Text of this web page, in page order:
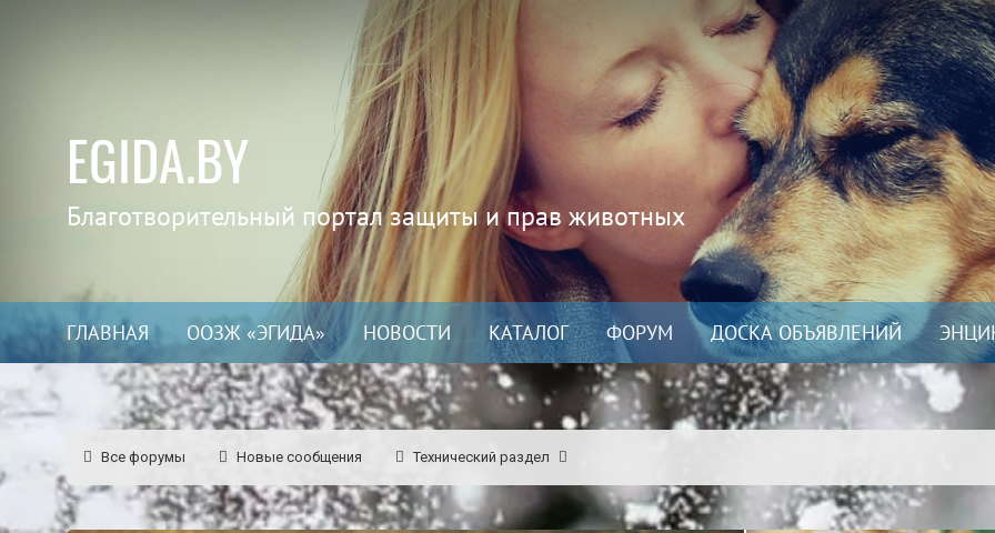
EGIDA.BY
Благотворительный портал защиты и прав животных
ГЛАВНАЯ ООЗЖ «ЭГИДА» НОВОСТИ КАТАЛОГ ФОРУМ ДОСКА ОБЪЯВЛЕНИЙ
Все форумы Новые сообщения Технический раздел